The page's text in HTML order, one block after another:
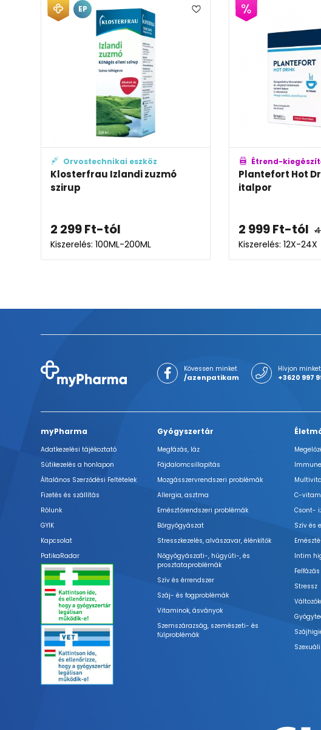
Orvostechnikai eszköz
Klosterfrau Izlandi zuzmó
szirup
2 299Ft-tól
Kiszerelés: 100ML-200ML
EP
Étrend-
Plantefort Hot
italpor
2 999Ft-tól
Kiszerelés: 12X-24X
Kövessen minket
/azenpatikam
Hívjon minket
+3620 997
myPharma
Adatkezelési tájékoztató
Sütikezelés a honlapon
Általános Szerződési Feltételek
Fizetés és szállítás
Rólunk
GYIK
Kapcsolat
PatikaRadar
Gyógyszertár
Megfázás, láz
Fájdalomcsillapítás
Mozgásszervrendszeri problémák
Allergia, asztma
Emésztőrendszeri problémák
Bőrgyógyászat
Stresszkezelés, alvászavar, élénkítők
Nőgyógyászati-, húgyúti-, és
prosztataproblémák
Szív és érrendszer
Száj- és fogproblémák
Vitaminok, ásványok
Szemszárazság, szemészeti- és
fülproblémák
C-
Csont-
Szív és
Intim
Felfázás
Stressz